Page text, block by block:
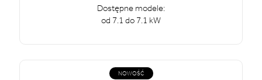
Dostępne modele:
od 7.1 do 7.1 kW
NOWOŚĆ